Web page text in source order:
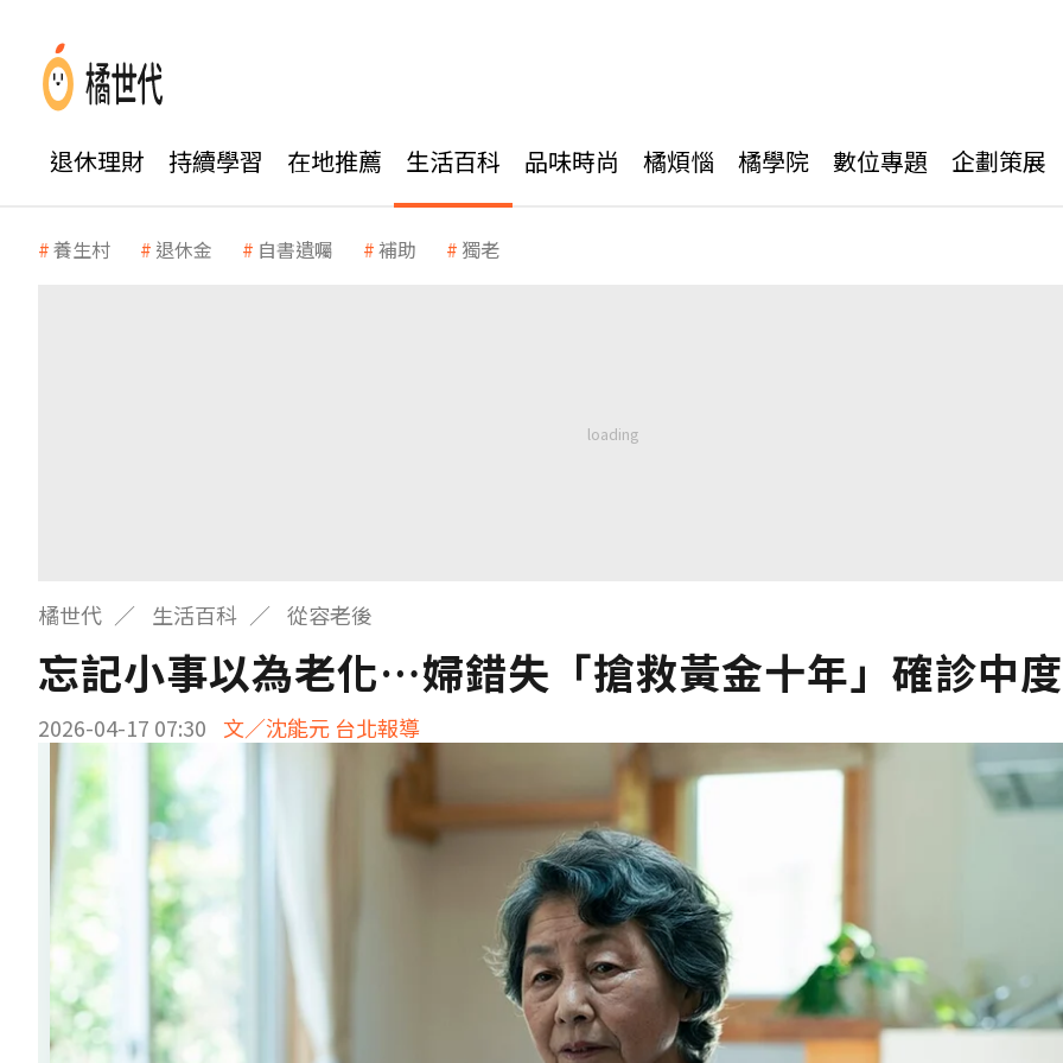
退休理財 持續學習 在地推薦 生活百科 品味時尚 橘煩惱 橘學院 數位專題 企劃策展
養生村 退休金 自書遺囑 補助 獨老
橘世代 生活百科 從容老後
忘記小事以為老化…婦錯失「搶救黃金十年」確診中
2026-04-17 07:30 文／沈能元 台北報導